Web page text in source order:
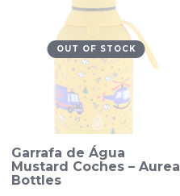
OUT OF STOCK
Garrafa de Água
Mustard Coches – Aurea
Bottles